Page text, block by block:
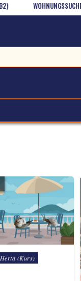
WOHNUNGSSUCHE (LV/B1)
(Kurs)